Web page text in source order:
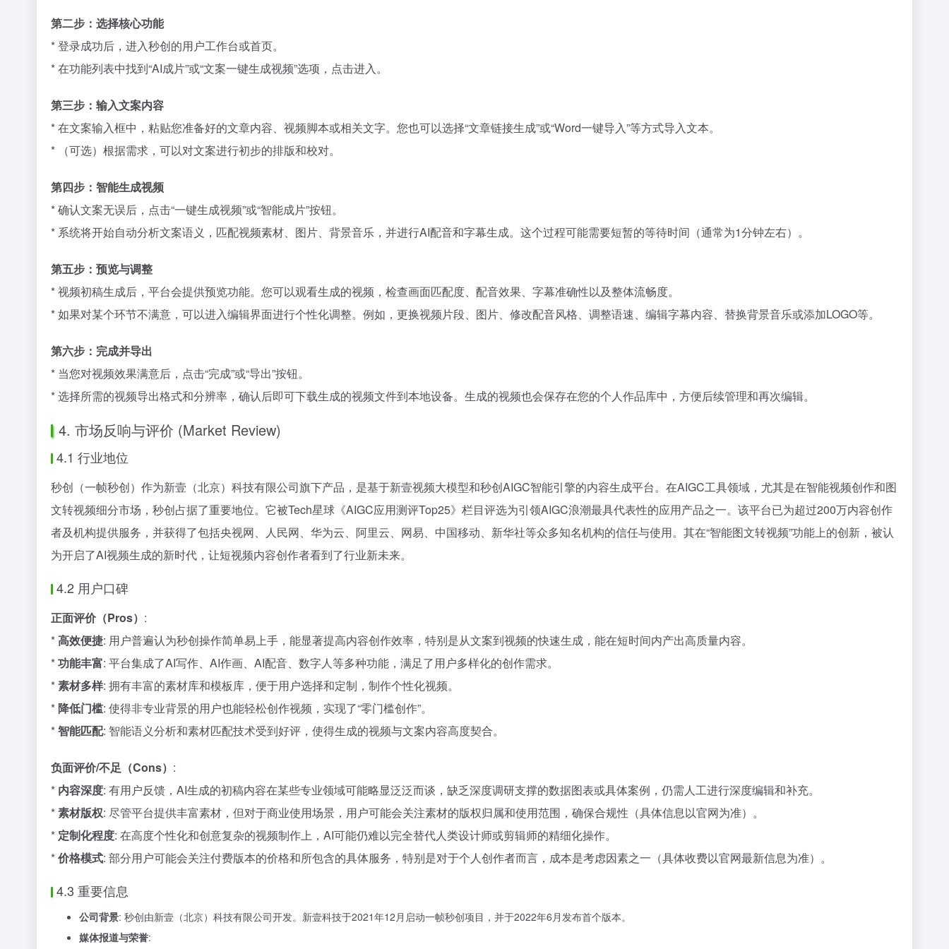
第二步：选择核心功能
* 登录成功后，进入秒创的用户工作台或首页。
* 在功能列表中找到“AI成片”或“文案一键生成视频”选项，点击进入。
第三步：输入文案内容
* 在文案输入框中，粘贴您准备好的文章内容、视频脚本或相关文字。您也可以选择“文章链接生成”或“Word一键导入”等方式导入文本。
* （可选）根据需求，可以对文案进行初步的排版和校对。
第四步：智能生成视频
* 确认文案无误后，点击“一键生成视频”或“智能成片”按钮。
* 系统将开始自动分析文案语义，匹配视频素材、图片、背景音乐，并进行AI配音和字幕生成。这个过程可能需要短暂的等待时间（通常为1分钟左右）。
第五步：预览与调整
* 视频初稿生成后，平台会提供预览功能。您可以观看生成的视频，检查画面匹配度、配音效果、字幕准确性以及整体流畅度。
* 如果对某个环节不满意，可以进入编辑界面进行个性化调整。例如，更换视频片段、图片、修改配音风格、调整语速、编辑字幕内容、替换背景音乐或添加LOGO等。
第六步：完成并导出
* 当您对视频效果满意后，点击“完成”或“导出”按钮。
* 选择所需的视频导出格式和分辨率，确认后即可下载生成的视频文件到本地设备。生成的视频也会保存在您的个人作品库中，方便后续管理和再次编辑。
4. 市场反响与评价 (Market Review)
4.1 行业地位
秒创（一帧秒创）作为新壹（北京）科技有限公司旗下产品，是基于新壹视频大模型和秒创AIGC智能引擎的内容生成平台。在AIGC工具领域，尤其是在智能视频创作和图
文转视频细分市场，秒创占据了重要地位。它被Tech星球《AIGC应用测评Top25》栏目评选为引领AIGC浪潮最具代表性的应用产品之一。该平台已为超过200万内容创作
者及机构提供服务，并获得了包括央视网、人民网、华为云、阿里云、网易、中国移动、新华社等众多知名机构的信任与使用。其在“智能图文转视频”功能上的创新，被认
为开启了AI视频生成的新时代，让短视频内容创作者看到了行业新未来。
4.2 用户口碑
正面评价（Pros） :
*高效便捷: 用户普遍认为秒创操作简单易上手，能显著提高内容创作效率，特别是从文案到视频的快速生成，能在短时间内产出高质量内容。
*功能丰富: 平台集成了AI写作、AI作画、AI配音、数字人等多种功能，满足了用户多样化的创作需求。
*素材多样: 拥有丰富的素材库和模板库，便于用户选择和定制，制作个性化视频。
* 降低门槛: 使得非专业背景的用户也能轻松创作视频，实现了“零门槛创作”。
*智能匹配: 智能语义分析和素材匹配技术受到好评，使得生成的视频与文案内容高度契合。
负面评价/不足（Cons） :
* 内容深度: 有用户反馈，AI生成的初稿内容在某些专业领域可能略显泛泛而谈，缺乏深度调研支撑的数据图表或具体案例，仍需人工进行深度编辑和补充。
*素材版权: 尽管平台提供丰富素材，但对于商业使用场景，用户可能会关注素材的版权归属和使用范围，确保合规性（具体信息以官网为准）。
* 定制化程度: 在高度个性化和创意复杂的视频制作上，AI可能仍难以完全替代人类设计师或剪辑师的精细化操作。
*价格模式: 部分用户可能会关注付费版本的价格和所包含的具体服务，特别是对于个人创作者而言，成本是考虑因素之一（具体收费以官网最新信息为准）。
4.3 重要信息
公司背景: 秒创由新壹（北京）科技有限公司开发。新壹科技于2021年12月启动一帧秒创项目，并于2022年6月发布首个版本。
媒体报道与荣誉: